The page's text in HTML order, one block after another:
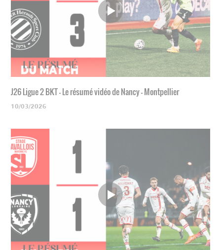
J26 Ligue 2 BKT - Le résumé vidéo de Nancy - Montpellier
10/03/2026